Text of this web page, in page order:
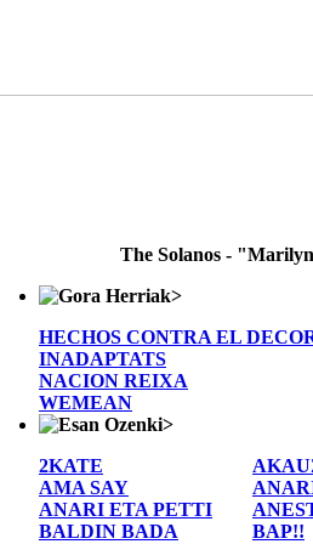
The Solanos -
>
HECHOS CONTRA EL
INADAPTATS
NACION REIXA
WEMEAN
>
2KATE
AMA SAY
ANARI ETA PETTI
BALDIN BADA
BAP!!